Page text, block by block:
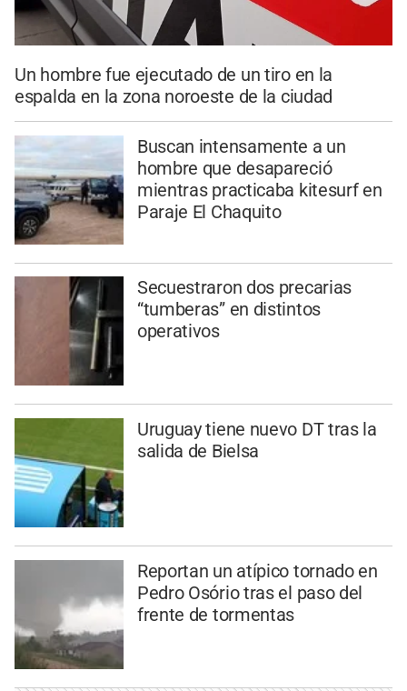
Un hombre fue ejecutado de un tiro en la
espalda en la zona noroeste de la ciudad
Buscan intensamente a un
hombre que desapareció
mientras practicaba kitesurf en
Paraje El Chaquito
Secuestraron dos precarias
“tumberas” en distintos
operativos
Uruguay tiene nuevo DT tras la
salida de Bielsa
Reportan un atípico tornado en
Pedro Osório tras el paso del
frente de tormentas